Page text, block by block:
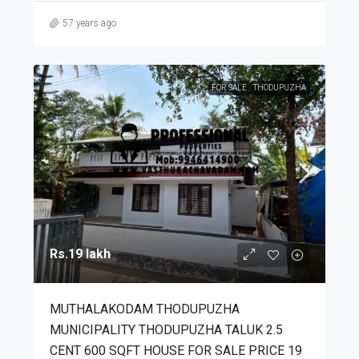
57 years ago
FOR SALE THODUPUZHA
Rs.19 lakh
MUTHALAKODAM THODUPUZHA
MUNICIPALITY THODUPUZHA TALUK 2.5
CENT 600 SQFT HOUSE FOR SALE PRICE 19